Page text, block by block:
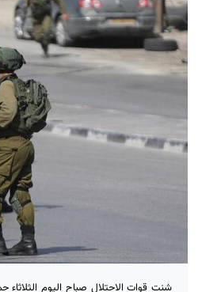
شنت قوات الاحتلال صباح اليوم